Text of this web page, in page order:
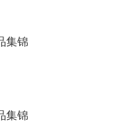
集锦
集锦